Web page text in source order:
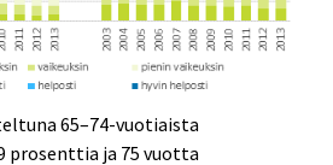
65–74-vuotiaista
prosenttia ja 75 vuotta